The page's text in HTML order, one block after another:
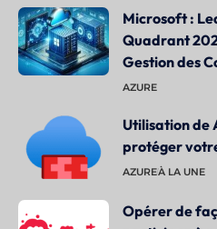
Microsoft :
Quadrant
Gestion des
AZURE
Utilisation de
protéger
AZUREÀ LA UNE
Opérer de